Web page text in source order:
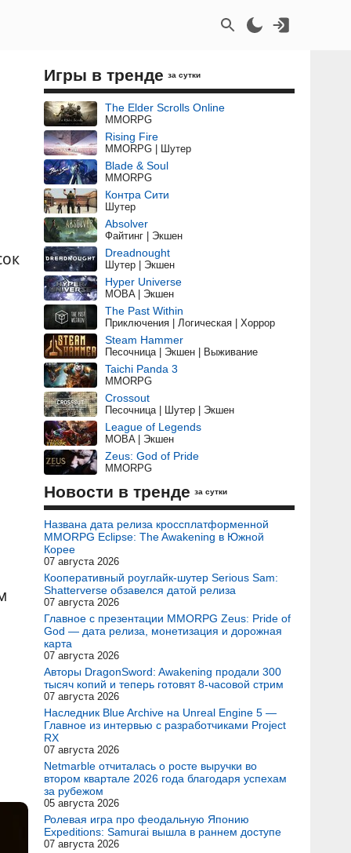
Игры в тренде за сутки
The Elder Scrolls Online
MMORPG
Rising Fire
MMORPG | Шутер
Blade & Soul
MMORPG
Контра Сити
Шутер
Absolver
Файтинг | Экшен
Dreadnought
Шутер | Экшен
Hyper Universe
MOBA | Экшен
The Past Within
Приключения | Логическая | Хоррор
Steam Hammer
Песочница | Экшен | Выживание
Taichi Panda 3
MMORPG
Crossout
Песочница | Шутер | Экшен
League of Legends
MOBA | Экшен
Zeus: God of Pride
MMORPG
Новости в тренде за сутки
Названа дата релиза кроссплатформенной
MMORPG Eclipse: The Awakening в Южной
Корее
07 августа 2026
Кооперативный роуглайк-шутер Serious Sam:
Shatterverse обзавелся датой релиза
07 августа 2026
Главное с презентации MMORPG Zeus: Pride of
God — дата релиза, монетизация и дорожная
карта
07 августа 2026
Авторы DragonSword: Awakening продали 300
тысяч копий и теперь готовят 8-часовой стрим
07 августа 2026
Наследник Blue Archive на Unreal Engine 5 —
Главное из интервью с разработчиками Project
RX
07 августа 2026
Netmarble отчиталась о росте выручки во
втором квартале 2026 года благодаря успехам
за рубежом
05 августа 2026
Ролевая игра про феодальную Японию
Expeditions: Samurai вышла в раннем доступе
07 августа 2026